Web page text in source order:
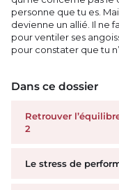
personne que tu es.
devienne un allié. Il ne
pour ventiler ses
pour constater que tu
Dans ce dossier
Retrouver
2
Le stress de